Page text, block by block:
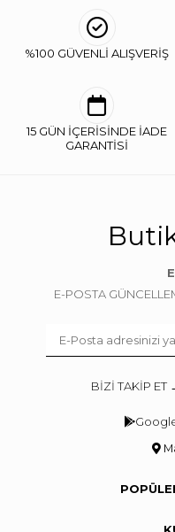
%100 GÜVENLİ ALIŞVERİŞ
15 GÜN İÇERİSİNDE İADE
GARANTİSİ
E-POSTA
BİZİ TAKİP ET